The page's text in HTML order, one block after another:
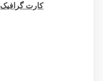
کارت گرافیک